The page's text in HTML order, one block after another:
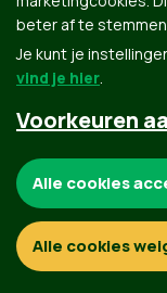
beter af te
Je kunt je
vind je hier.
Voorkeuren
Functionele en
Alle cookies
Alle cookies